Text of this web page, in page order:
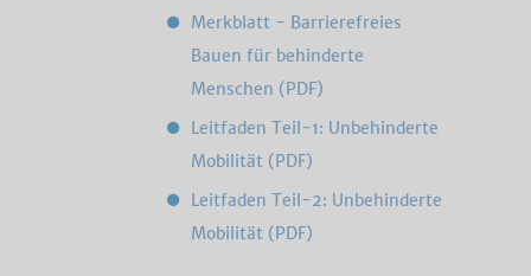
Merkblatt - Barrierefreies
Bauen für behinderte
Menschen (PDF)
Leitfaden Teil-1: Unbehinderte
Mobilität (PDF)
Leitfaden Teil-2: Unbehinderte
Mobilität (PDF)